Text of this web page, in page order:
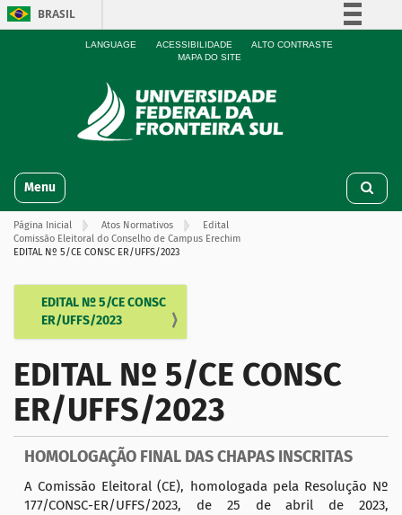
BRASIL
Simplifique!
Participe
Acesso à informação
LANGUAGE ACESSIBILIDADE
ALTO CONTRASTE
MAPA DO SITE
v
Toggle navigation
Página Inicial Atos Normativos
Edital
Comissão Eleitoral do Conselho de Campus Erechim
EDITAL Nº 5/CE CONSC ER/UFFS/2023
e
g
a
ç
ã
o
EDITAL Nº 5/CE CONSC
ER/UFFS/2023
EDITAL Nº 5/CE CONSC
ER/UFFS/2023
HOMOLOGAÇÃO FINAL DAS CHAPAS INSCRITAS
A Comissão Eleitoral (CE), homologada pela Resolução Nº
177/CONSC-ER/UFFS/2023, de 25 de abril de 2023,